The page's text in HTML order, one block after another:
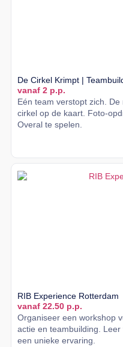
De Cirkel Krimpt |
vanaf 2 p.p.
Eén team verstopt zich.
cirkel op de kaart. Foto-
Overal te spelen.
RIB Experience Rotterdam
vanaf 22.50 p.p.
Organiseer een workshop
actie en teambuilding. Leer
een unieke ervaring.